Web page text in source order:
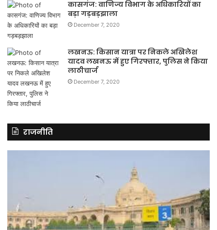
कासगंज: वाणिज्य विभाग के अधिकारियों का
बड़ा गड़बड़झाला
December 7, 2020
लखनऊ: किसान यात्रा पर निकले अखिलेश
यादव लखनऊ में हुए गिरफ्तार, पुलिस ने किया
लाठीचार्ज
December 7, 2020
राजनीति